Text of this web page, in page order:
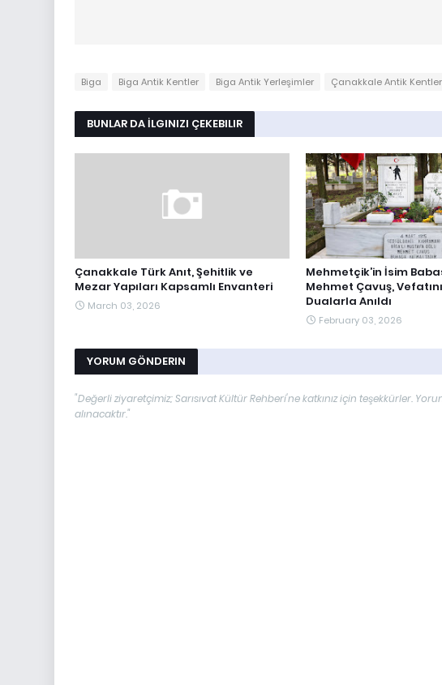
Biga Biga Antik Kentler Biga Antik Yerleşimler Çanakkale Antik Kentler
BUNLAR DA İLGINIZI ÇEKEBILIR
Çanakkale Türk Anıt, Şehitlik ve
Mezar Yapıları Kapsamlı Envanteri
March 03, 2026
Mehmetçik’in İsim
Mehmet Çavuş,
Dualarla Anıldı
February 03, 2026
YORUM GÖNDERIN
"Değerli ziyaretçimiz; Sarısıvat Kültür Rehberi'ne katkınız için teşekkürler.
alınacaktır."